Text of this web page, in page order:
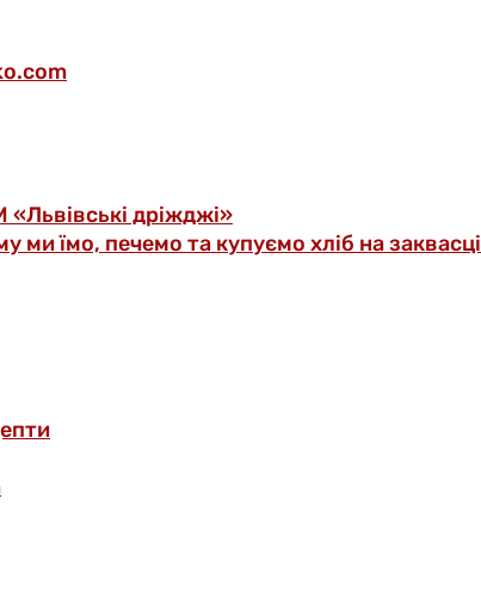
дріжджі»
ми їмо, печемо та купуємо хліб на заквасці